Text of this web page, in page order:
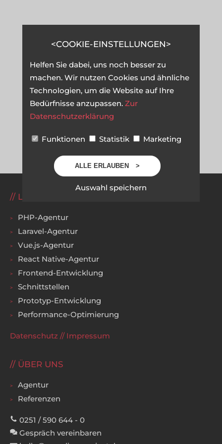
LEISTUNGEN
PHP-Agentur
Laravel-Agentur
Vue.js-Agentur
React Native-Agentur
Frontend-Entwicklung
Schnittstellen
Prototyp-Entwicklung
Performance-Optimierung
Datenschutz // Impressum
ÜBER UNS
Agentur
Referenzen
0251 / 590 644 - 0
Gespräch vereinbaren
COOKIE-EINSTELLUNGEN
Helfen Sie dabei, uns noch besser zu
machen. Wir nutzen Cookies und ähnliche
Technologien, um die Website auf Ihre
Bedürfnisse anzupassen. Zur
Datenschutzerklärung
Funktionen Statistik Marketing
ALLE ERLAUBEN
Auswahl speichern